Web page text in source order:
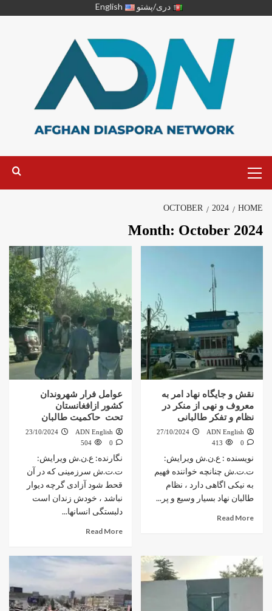
دری/پشتو English
HOME
2024
OCTOBER
Month: October 2024
نقش و جایگاه نهاد امر به
معروف و نهی از منکر در
نظام و تفکر طالبانی
ADN English
27/10/2024
0
413
نویسنده : ع.ن.ش ویرایش:
ت.ت.ش چنانچه خواننده فهیم
به نیکی اگاهی دارد ، نظام
طالبان نهاد بسیار وسیع و پر...
Read More
عوامل فرار شهروندان
کشور ازافغانستان
تحت حاکمیت طالبان
ADN English
23/10/2024
0
504
نگارنده: ع.ن.ش ویرایش:
ت.ت.ش سرزمینی که در آن
قحط شود آزادی گرچه دیوار
نباشد ، خودش زندان است
دلبستگی انسانها...
Read More